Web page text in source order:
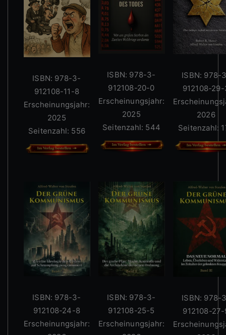
ISBN: 978-3-
912108-11-8
Erscheinungsjahr:
2025
Seitenzahl: 556
ISBN: 978-3-
912108-20-0
Erscheinungsjahr:
2025
Seitenzahl: 544
ISBN: 978-
912108-
2026
Seitenzahl:
ISBN: 978-3-
912108-24-8
Erscheinungsjahr:
ISBN: 978-3-
912108-25-5
Erscheinungsjahr:
ISBN: 978-
912108-